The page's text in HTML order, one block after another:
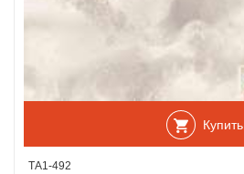
Купить
ТА1-492